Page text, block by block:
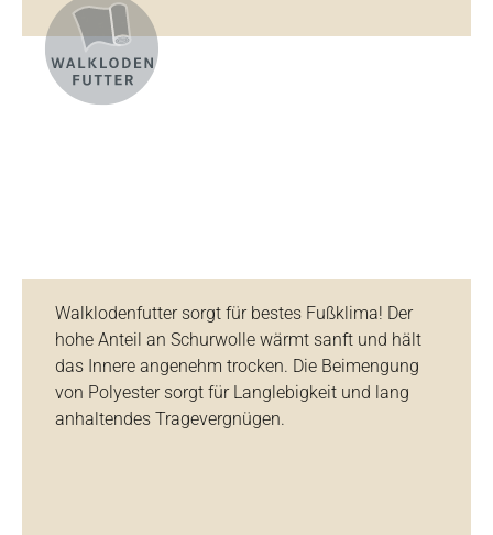
Walklodenfutter sorgt für bestes Fußklima! Der
hohe Anteil an Schurwolle wärmt sanft und hält
das Innere angenehm trocken. Die Beimengung
von Polyester sorgt für Langlebigkeit und lang
anhaltendes Tragevergnügen.